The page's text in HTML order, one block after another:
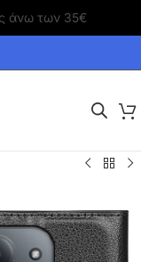
άνω των 35€